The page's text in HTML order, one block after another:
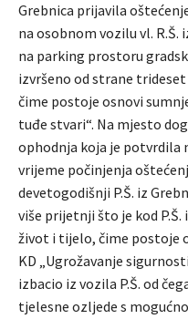
Grebnica prijavila
na osobnom vozilu vl.
na parking prostoru
izvršeno od strane
čime postoje osnovi
tuđe stvari“. Na mjesto
ophodnja koja je potvrdila
vrijeme počinjenja
devetogodišnji P.Š. iz
više prijetnji što je kod
život i tijelo, čime postoje
KD „Ugrožavanje
izbacio iz vozila P.Š. od
tjelesne ozljede s